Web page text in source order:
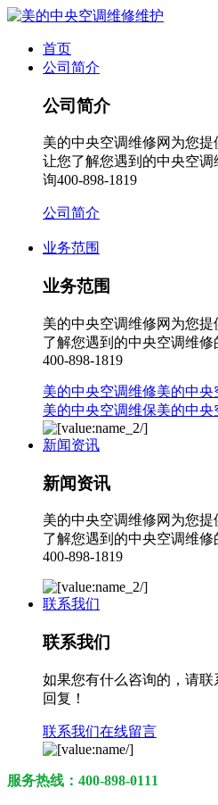
首页
公司简介
公司简介
美的中央空调维修网为您提
让您了解您遇到的中央空
询400-898-1819
公司简介
业务范围
业务范围
美的中央空调维修网为您
了解您遇到的中央空调维
400-898-1819
美的中央空调维修美的中央
美的中央空调维保美的中央
新闻资讯
新闻资讯
美的中央空调维修网为您
了解您遇到的中央空调维
400-898-1819
联系我们
联系我们
如果您有什么咨询的，请
回复！
联系我们在线留言
服务热线：400-898-0111